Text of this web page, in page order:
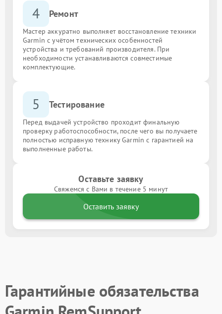
4 Ремонт
Мастер аккуратно выполняет восстановление техники
Garmin с учётом технических особенностей
устройства и требований производителя. При
необходимости устанавливаются совместимые
комплектующие.
5 Тестирование
Перед выдачей устройство проходит финальную
проверку работоспособности, после чего вы получаете
полностью исправную технику Garmin с гарантией на
выполненные работы.
Оставьте заявку
Свяжемся с Вами в течение 5 минут
Оставить заявку
Гарантийные обязательства